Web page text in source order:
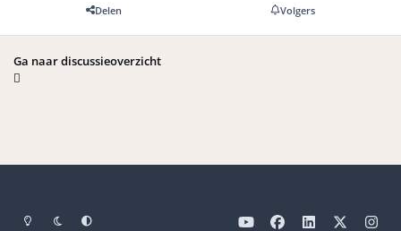
Delen Volgers
Ga naar discussieoverzicht
Light ModeDark ModeSysteemvoorkeuren